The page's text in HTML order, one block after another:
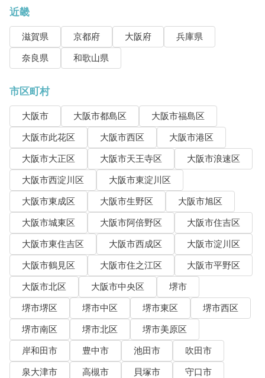
近畿
滋賀県 京都府 大阪府
兵庫県
奈良県
和歌山県
市区町村
大阪市 大阪市都島区
大阪市福島区
大阪市此花区
大阪市西区
大阪市港区
大阪市大正区
大阪市天王寺区
大阪市浪速区
大阪市西淀川区
大阪市東淀川区
大阪市東成区
大阪市生野区
大阪市旭区
大阪市城東区
大阪市阿倍野区
大阪市住吉区
大阪市東住吉区
大阪市西成区
大阪市淀川区
大阪市鶴見区
大阪市住之江区
大阪市平野区
大阪市北区
大阪市中央区
堺市
堺市堺区
堺市中区 堺市東区
堺市西区
堺市南区
堺市北区
堺市美原区
岸和田市
豊中市 池田市
吹田市
泉大津市
高槻市 貝塚市
守口市